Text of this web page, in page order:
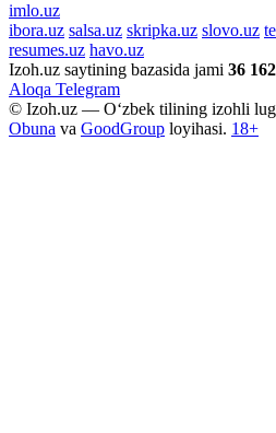
imlo.uz
ibora.uz salsa.uz skripka.uz slovo.uz
resumes.uz havo.uz
Izoh.uz saytining bazasida jami 36 162
Aloqa Telegram
© Izoh.uz — O‘zbek tilining izohli
Obuna va GoodGroup loyihasi. 18+